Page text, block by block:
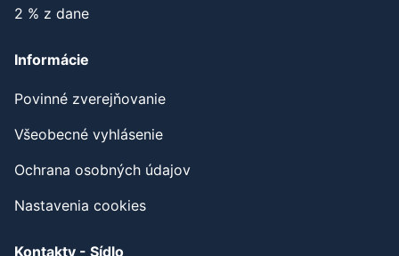
2 % z dane
Informácie
Povinné zverejňovanie
Všeobecné vyhlásenie
Ochrana osobných údajov
Nastavenia cookies
Kontakty - Sídlo